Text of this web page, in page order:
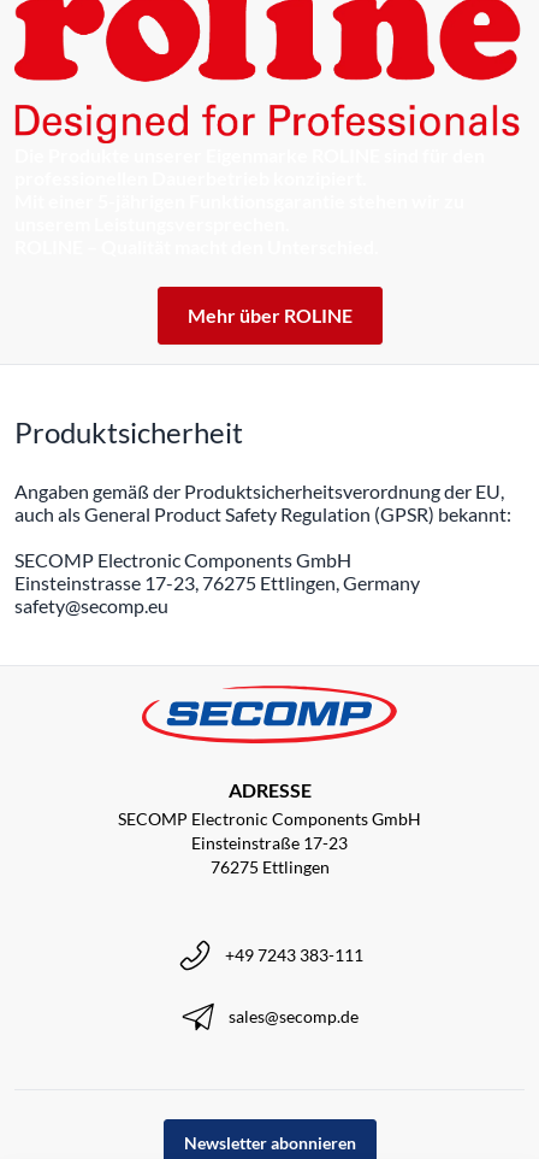
Mehr über ROLINE
Produktsicherheit
Angaben gemäß der Produktsicherheitsverordnung der EU,
auch als General Product Safety Regulation (GPSR) bekannt:
SECOMP Electronic Components GmbH
Einsteinstrasse 17-23, 76275 Ettlingen, Germany
safety@secomp.eu
ADRESSE
SECOMP Electronic Components GmbH
Einsteinstraße 17-23
76275 Ettlingen
+49 7243 383-111
sales@secomp.de
Newsletter abonnieren